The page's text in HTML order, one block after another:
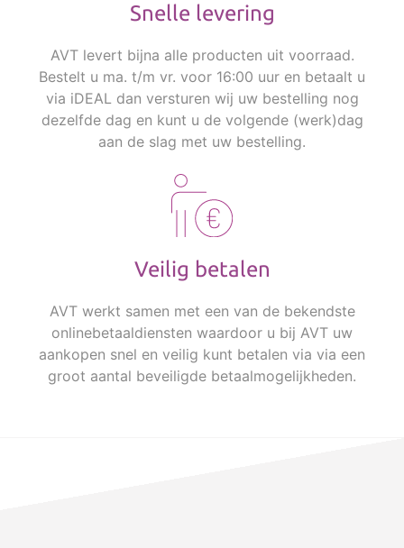
Snelle levering
AVT levert bijna alle producten uit voorraad.
Bestelt u ma. t/m vr. voor 16:00 uur en betaalt u
via iDEAL dan versturen wij uw bestelling nog
dezelfde dag en kunt u de volgende (werk)dag
aan de slag met uw bestelling.
Veilig betalen
AVT werkt samen met een van de bekendste
onlinebetaaldiensten waardoor u bij AVT uw
aankopen snel en veilig kunt betalen via via een
groot aantal beveiligde betaalmogelijkheden.